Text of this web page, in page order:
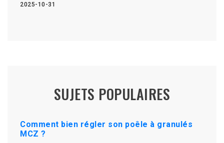
2025-10-31
SUJETS POPULAIRES
Comment bien régler son poêle à granulés
MCZ ?